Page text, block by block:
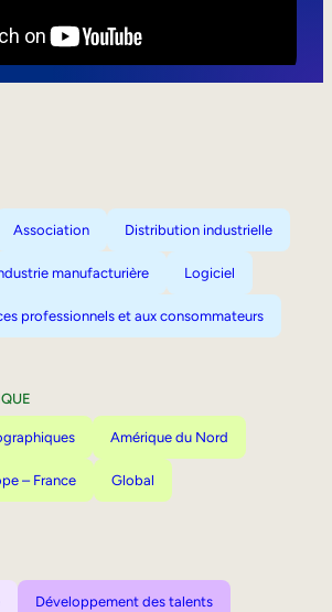
Association Distribution industrielle
manufacturière Logiciel
professionnels et aux consommateurs
Amérique du Nord
– France Global
Développement des talents